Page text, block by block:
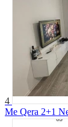
4
Me Qera 2+1